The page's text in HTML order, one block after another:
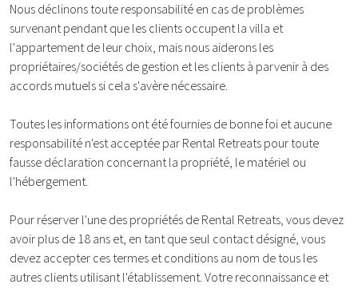
Nous déclinons toute responsabilité en cas de problèmes
survenant pendant que les clients occupent la villa et
l'appartement de leur choix, mais nous aiderons les
propriétaires/sociétés de gestion et les clients à parvenir à des
accords mutuels si cela s'avère nécessaire.
Toutes les informations ont été fournies de bonne foi et aucune
responsabilité n'est acceptée par Rental Retreats pour toute
fausse déclaration concernant la propriété, le matériel ou
l'hébergement.
Pour réserver l'une des propriétés de Rental Retreats, vous devez
avoir plus de 18 ans et, en tant que seul contact désigné, vous
devez accepter ces termes et conditions au nom de tous les
autres clients utilisant l'établissement. Votre reconnaissance et